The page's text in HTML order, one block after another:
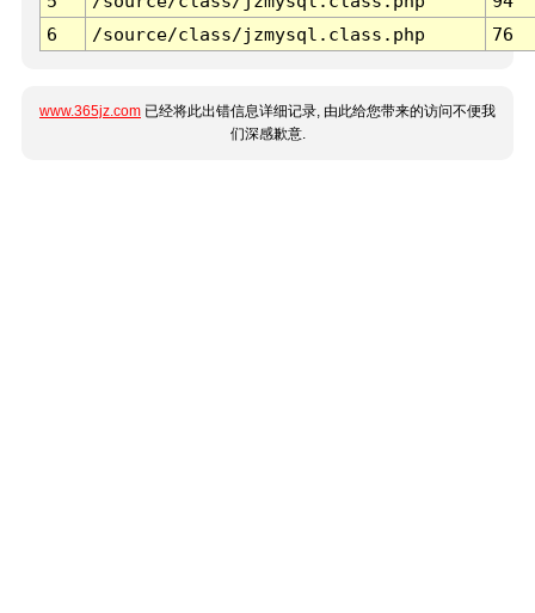
6
/source/class/jzmysql.class.php 76
www.365jz.com 已经将此出错信息详细记录, 由此给您带来的访问不便我
们深感歉意.